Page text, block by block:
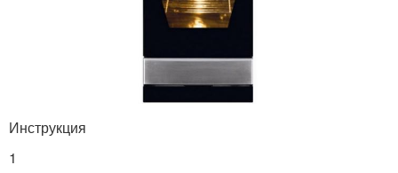
Инструкция
1